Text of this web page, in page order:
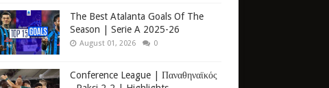
The Best Atalanta Goals Of The
Season | Serie A 2025-26
August 01, 2026 0
Conference League | Παναθηναϊκός